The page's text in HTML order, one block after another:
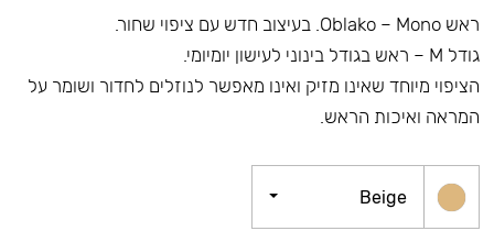
ראש Oblako – Mono. בעיצוב חדש עם ציפוי שחור.
גודל M – ראש בגודל בינוני לעישון יומיומי.
הציפוי מיוחד שאינו מזיק ואינו מאפשר לנוזלים לחדור ושומר על
המראה ואיכות הראש.
Beige